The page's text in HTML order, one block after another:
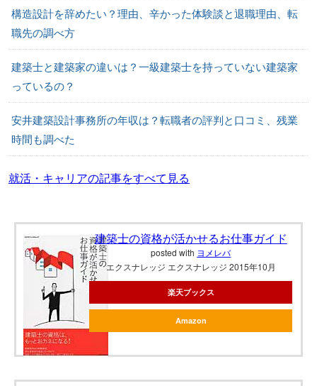
構造設計を辞めたい？理由、辛かった体験談と退職理由、転
職先の調べ方
建築士と建築家の違いは？一級建築士を持っていない建築家
っているの？
安井建築設計事務所の年収は？転職者の評判と口コミ、残業
時間も調べた
就活・キャリアの記事をすべて見る
建築士の資格が活かせるお仕事ガイド
posted with ヨメレバ
エクスナレッジ エクスナレッジ 2015年10月
楽天ブックス
Amazon